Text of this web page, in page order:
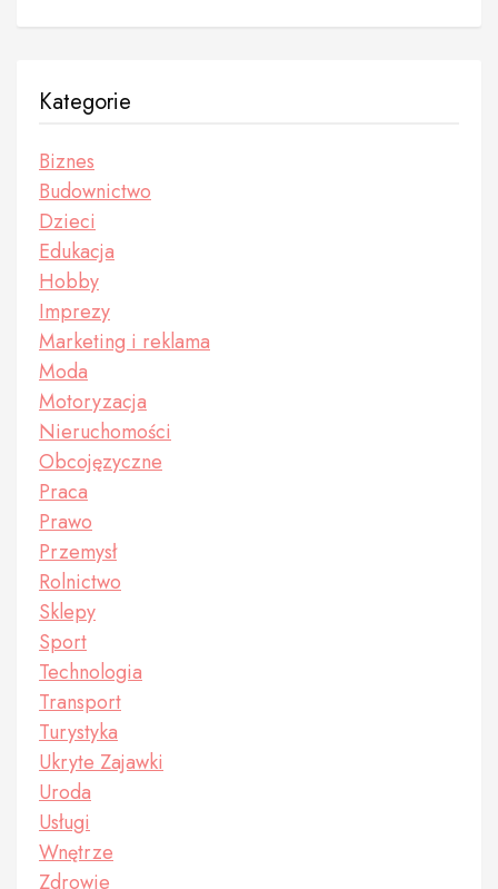
Kategorie
Biznes
Budownictwo
Dzieci
Edukacja
Hobby
Imprezy
Marketing i reklama
Moda
Motoryzacja
Nieruchomości
Obcojęzyczne
Praca
Prawo
Przemysł
Rolnictwo
Sklepy
Sport
Technologia
Transport
Turystyka
Ukryte Zajawki
Uroda
Usługi
Wnętrze
Zdrowie